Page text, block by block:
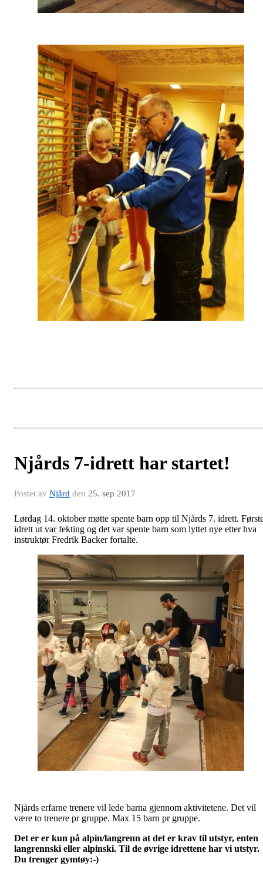
Njårds 7-idrett har startet!
Postet av Njård den 25. sep 2017
Lørdag 14. oktober møtte spente barn opp til Njårds 7. idrett.
idrett ut var fekting og det var spente barn som lyttet nye etter hva
instruktør Fredrik Backer fortalte.
Njårds erfarne trenere vil lede barna gjennom aktivitetene. Det vil
være to trenere pr gruppe. Max 15 barn pr gruppe.
Det er er kun på alpin/langrenn at det er krav til utstyr, enten
langrennski eller alpinski. Til de øvrige idrettene har vi utstyr.
Du trenger gymtøy:-)